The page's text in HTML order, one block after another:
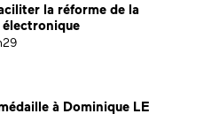
la réforme de la
à Dominique LE